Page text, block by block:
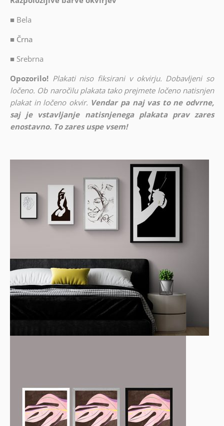
■ Bela
■ Črna
■ Srebrna
Opozorilo! Plakati niso fiksirani v okvirju. Dobavljeni so
ločeno. Ob naročilu plakata tako prejmete ločeno natisnjen
plakat in ločeno okvir. Vendar pa naj vas to ne odvrne,
saj je vstavljanje natisnjenega plakata prav zares
enostavno. To zares uspe vsem!